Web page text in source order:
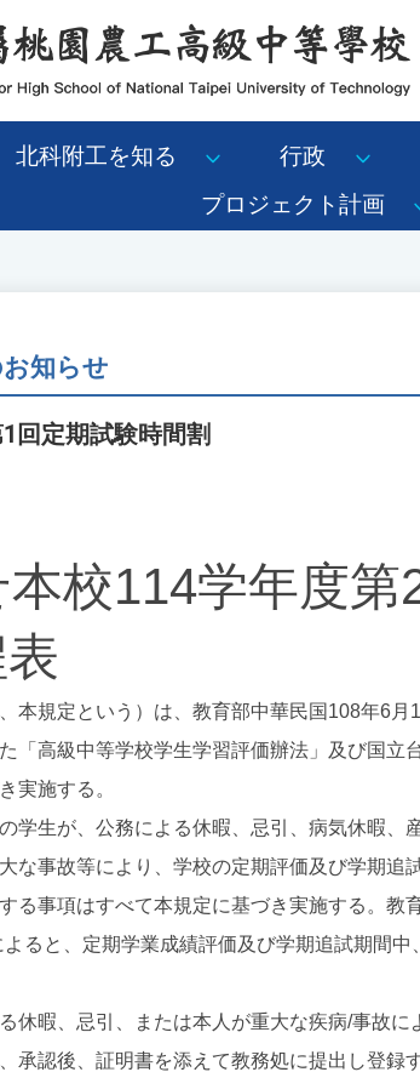
北科附工を知る 行政
プロジェクト計画
知らせ
回定期試験時間割
校114学年度第
本規定という）は、教育部中華民国108年6
「高級中等学校学生学習評価辦法」及び国立
実施する。
学生が、公務による休暇、忌引、病気休暇、
な事故等により、学校の定期評価及び学期追
る事項はすべて本規定に基づき実施する。教
ると、定期学業成績評価及び学期追試期間
休暇、忌引、または本人が重大な疾病/事故
承認後、証明書を添えて教務処に提出し登録